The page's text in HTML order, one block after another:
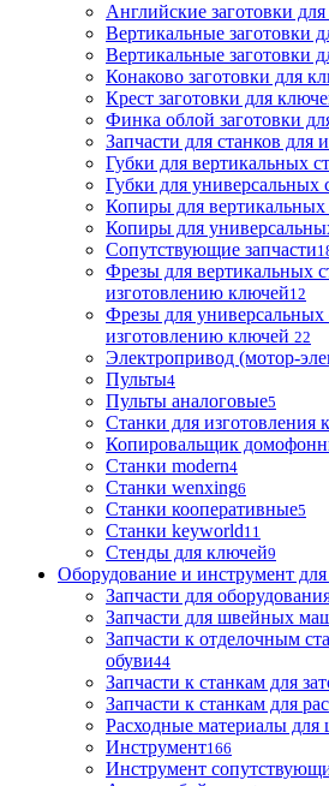
Английские заготовки
Вертикальные заготовки
Вертикальные заготовки
Конаково заготовки для
Крест заготовки для
Финка облой заготовки
Запчасти для станков для
Губки для вертикальных
Губки для универсальных
Копиры для вертикальных
Копиры для
Сопутствующие запчасти
Фрезы для вертикальных
изготовлению ключей12
Фрезы для универсальных
изготовлению ключей 22
Электропривод (мотор-
Пульты4
Пульты аналоговые5
Станки для изготовления
Копировальщик
Станки modern4
Станки wenxing6
Станки кооперативные5
Станки keyworld11
Стенды для ключей9
Оборудование и инструмент
Запчасти для
Запчасти для швейных
Запчасти к отделочным
обуви44
Запчасти к станкам для
Запчасти к станкам для
Расходные материалы для
Инструмент166
Инструмент